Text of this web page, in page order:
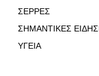
ΣΕΡΡΕΣ
ΣΗΜΑΝΤΙΚΕΣ
ΥΓΕΙΑ